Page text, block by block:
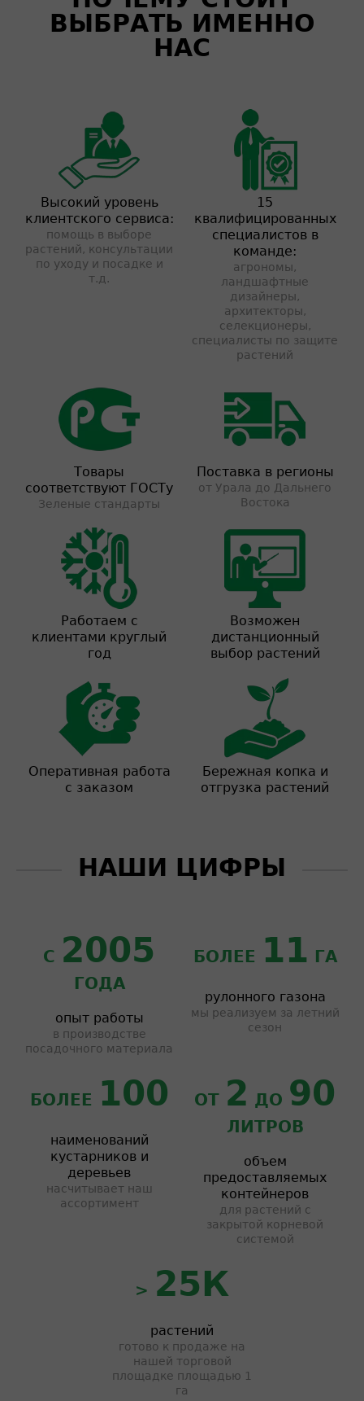
ВЫБРАТЬ ИМЕННО
НАС
Высокий уровень
клиентского сервиса:
помощь в выборе
растений, консультации
по уходу и посадке и
т.д.
15
квалифицированных
специалистов в
команде:
агрономы,
ландшафтные
дизайнеры,
архитекторы,
селекционеры,
специалисты по защите
растений
Товары
соответствуют ГОСТу
Зеленые стандарты
Поставка в регионы
от Урала до Дальнего
Востока
Работаем с
клиентами круглый
год
Возможен
дистанционный
выбор растений
Оперативная работа
с заказом
Бережная копка и
отгрузка растений
НАШИ ЦИФРЫ
С 2005
ГОДА
опыт работы
в производстве
посадочного материала
БОЛЕЕ 11 ГА
рулонного газона
мы реализуем за летний
сезон
БОЛЕЕ 100
наименований
кустарников и
деревьев
насчитывает наш
ассортимент
ОТ 2 ДО 90
ЛИТРОВ
объем
предоставляемых
контейнеров
для растений с
закрытой корневой
системой
> 25К
растений
готово к продаже на
нашей торговой
площадке площадью 1
га